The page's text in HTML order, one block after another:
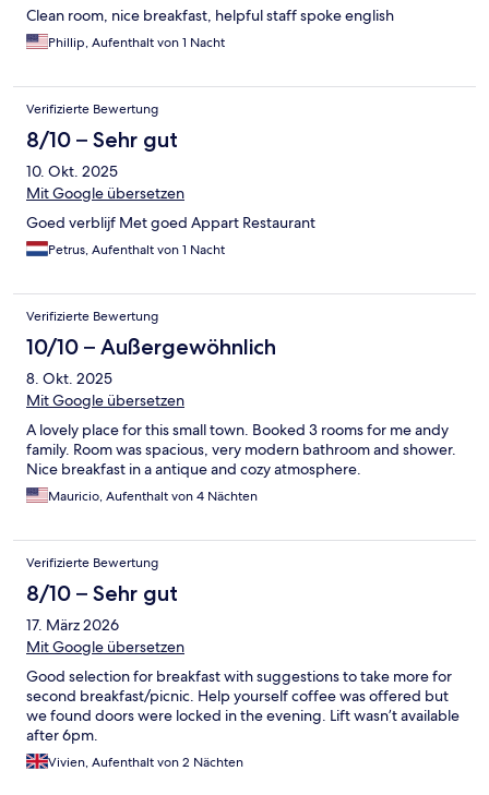
Clean room, nice breakfast, helpful staff spoke english
Phillip, Aufenthalt von 1 Nacht
Verifizierte Bewertung
8/10 – Sehr gut
10. Okt. 2025
Mit Google übersetzen
Goed verblijf Met goed Appart Restaurant
Petrus, Aufenthalt von 1 Nacht
Verifizierte Bewertung
10/10 – Außergewöhnlich
8. Okt. 2025
Mit Google übersetzen
A lovely place for this small town. Booked 3 rooms for me andy
family. Room was spacious, very modern bathroom and shower.
Nice breakfast in a antique and cozy atmosphere.
Mauricio, Aufenthalt von 4 Nächten
Verifizierte Bewertung
8/10 – Sehr gut
17. März 2026
Mit Google übersetzen
Good selection for breakfast with suggestions to take more for
second breakfast/picnic. Help yourself coffee was offered but
we found doors were locked in the evening. Lift wasn’t available
after 6pm.
Vivien, Aufenthalt von 2 Nächten